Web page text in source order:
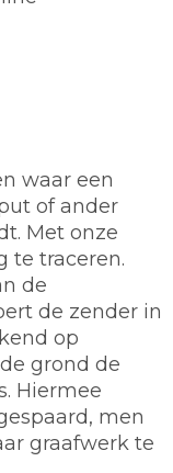
waar een
of ander
Met onze
te traceren.
de
de zender in
op
grond de
Hiermee
men
graafwerk te